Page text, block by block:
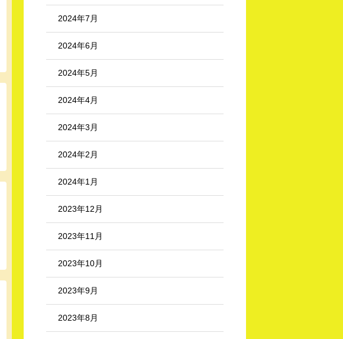
2024年7月
2024年6月
2024年5月
2024年4月
2024年3月
2024年2月
2024年1月
2023年12月
2023年11月
2023年10月
2023年9月
2023年8月